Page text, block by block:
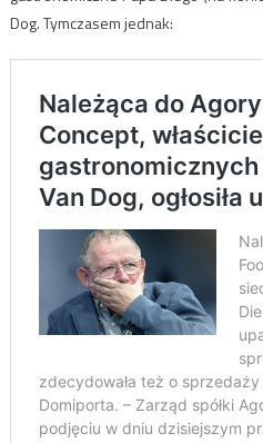
Dog. Tymczasem jednak: